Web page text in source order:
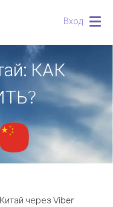
Вход
КАК
через Viber